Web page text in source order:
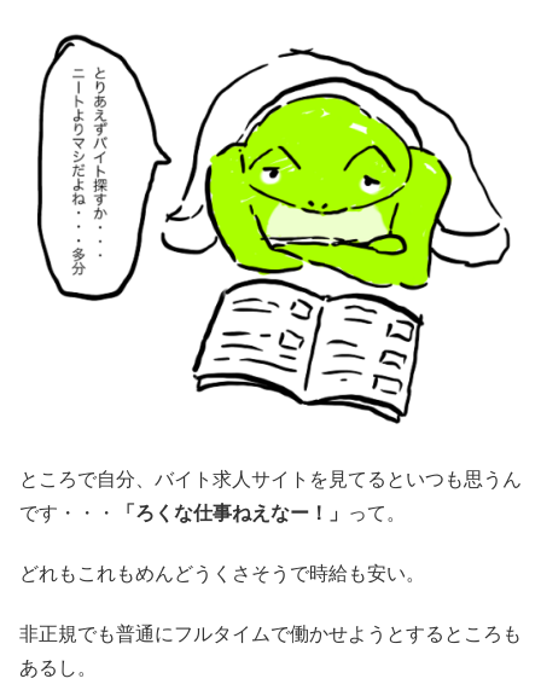
ところで自分、バイト求人サイトを見てるといつも思うん
です・・・
「ろくな仕事ねえなー！」 って。
どれもこれもめんどうくさそうで時給も安い。
非正規でも普通にフルタイムで働かせようとするところも
あるし。